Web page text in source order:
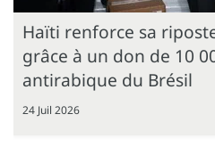
Haïti renforce sa
grâce à un don de 10
antirabique du Brésil
24 Juil 2026